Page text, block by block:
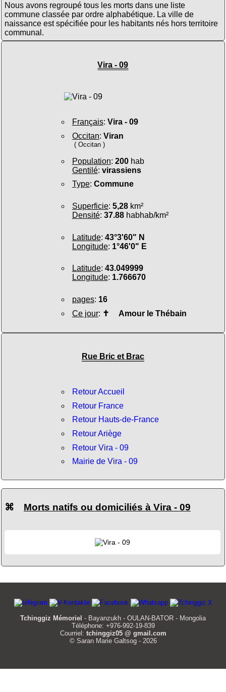
Nous avons regroupé tous les morts dans une liste
commune classée par ordre alphabétique. La ville de
naissance est spécifiée pour les habitants nés hors territoire
communal.
Vira - 09
Français: Vira - 09
Occitan: Viran
( Occitan )
Population: 200hab
Gentilé: virassiens
Type: Commune
Superficie: 5,28km²
Densité: 37.88habhab/km²
Latitude: 43°3'60" N
Longitude: 1°46'0" E
Latitude: 43.049999
Longitude: 1.766670
pages: 16
Ce jour: ✝ Amour le Thébain
Rue Bric et Brac
Retour Accueil
Retour France
Retour Hauts-de-France
Retour Ariège
Retour Vira - 09
Mairie de Vira - 09
⌘ Morts natifs ou domiciliés à Vira - 09
Tchinggiz Mémoriel - Bayanzukh - OULAN-BATOR - Mongolia
Téléphone: +976-992-19-839
Courriel: tchinggiz05 @ gmail.com
© Saran Marie Galtsog - 2026